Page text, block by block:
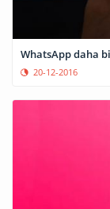
WhatsApp daha
20-12-2016